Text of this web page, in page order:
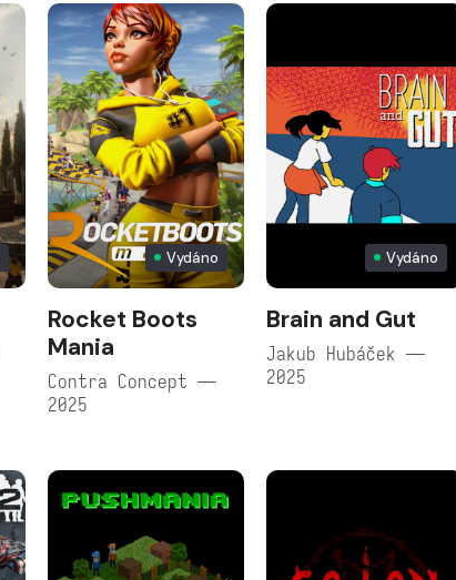
Vydáno
Rocket Boots
Mania
Contra Concept —
2025
Vydáno
Brain and Gut
Jakub Hubáček —
2025